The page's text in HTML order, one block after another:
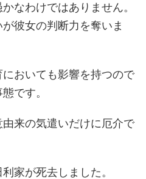
なわけではありません。
彼女の判断力を奪いま
おいても影響を持つので
です。
来の気遣いだけに厄介で
家が死去しました。